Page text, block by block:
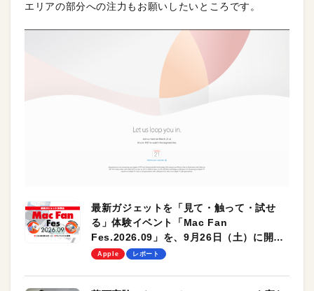
エリアの部分への注力もお願いしたいところです。
最新ガジェットを「見て・触って・試せ
る」体験イベント「Mac Fan
Fes.2026.09」を、9月26日（土）に開催
します！
Apple レポート